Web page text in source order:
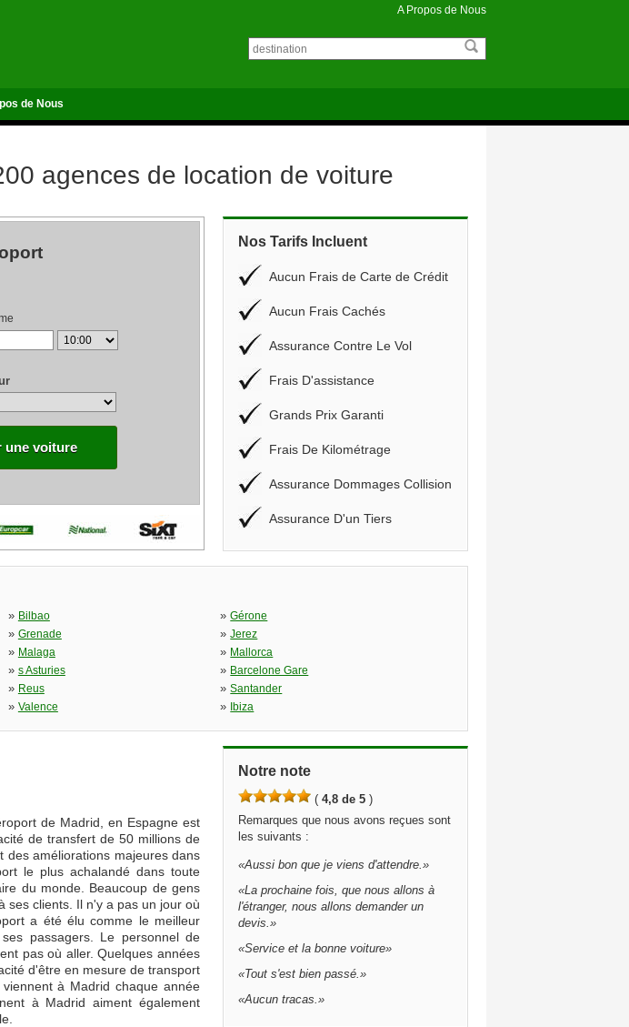
A Propos de Nous
de Nous
agences de location de voiture
une voiture
Nos Tarifs Incluent
Aucun Frais de Carte de Crédit
Aucun Frais Cachés
Assurance Contre Le Vol
Frais D'assistance
Grands Prix Garanti
Frais De Kilométrage
Assurance Dommages Collision
Assurance D'un Tiers
» Bilbao »Gérone
» Grenade »Jerez
» Malaga » Mallorca
» s Asturies » Barcelone Gare
» Reus »Santander
» Valence » Ibiza
de Madrid, en Espagne est
de transfert de 50 millions de
des améliorations majeures dans
le plus achalandé dans toute
du monde. Beaucoup de gens
ses clients. Il n'y a pas un jour où
a été élu comme le meilleur
passagers. Le personnel de
pas où aller. Quelques années
d'être en mesure de transport
à Madrid chaque année
à Madrid aiment également
Notre note
( 4,8 de 5 )
Remarques que nous avons reçues sont
les suivants :
«Aussi bon que je viens d'attendre.»
«La prochaine fois, que nous allons à
l'étranger, nous allons demander un
devis.»
«Service et la bonne voiture»
«Tout s'est bien passé.»
«Aucun tracas.»